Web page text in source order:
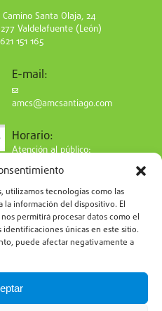
utilizamos tecnologías como las
la información del dispositivo. El
permitirá procesar datos como el
únicas en este sitio.
puede afectar negativamente a
Santa Olaja, 24
Valdelafuente (León)
151 165
E-mail:
amcs@amcsantiago.com
Horario:
Atención al público:
de 9 a 15h